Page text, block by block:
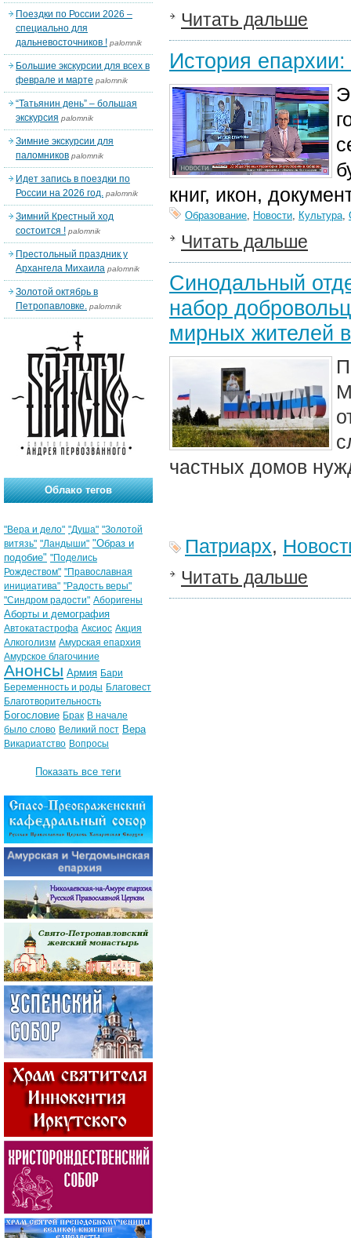
Читать дальше
История
книг, икон,
Образование, Новости, Культура,
Читать дальше
Синодальный
набор
мирных жителей
частных домов
Патриарх,
Читать дальше
Поездки по России 2026 –
специально для
дальневосточников ! palomnik
Большие экскурсии для всех в
феврале и марте palomnik
“Татьянин день” – большая
экскурсия palomnik
Зимние экскурсии для
паломников palomnik
Идет запись в поездки по
России на 2026 год. palomnik
Зимний Крестный ход
состоится ! palomnik
Престольный праздник у
Архангела Михаила palomnik
Золотой октябрь в
Петропавловке. palomnik
Облако тегов
"Вера и дело" "Душа" "Золотой
витязь" "Ландыши" "Образ и
подобие" "Поделись
Рождеством" "Православная
инициатива" "Радость веры"
"Синдром радости" Аборигены
Аборты и демография
Автокатастрофа Аксиос Акция
Алкоголизм Амурская епархия
Амурское благочиние
Анонсы Армия Бари
Беременность и роды Благовест
Благотворительность
Богословие Брак В начале
было слово Великий пост Вера
Викариатство Вопросы
Показать все теги